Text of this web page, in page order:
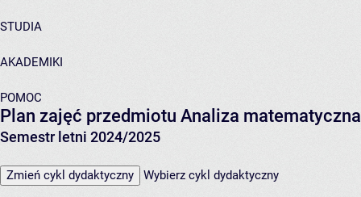
STUDIA
AKADEMIKI
POMOC
Plan zajęć przedmiotu Analiza
Semestr letni 2024/2025
Zmień cykl dydaktyczny Wybierz cykl dydaktyczny